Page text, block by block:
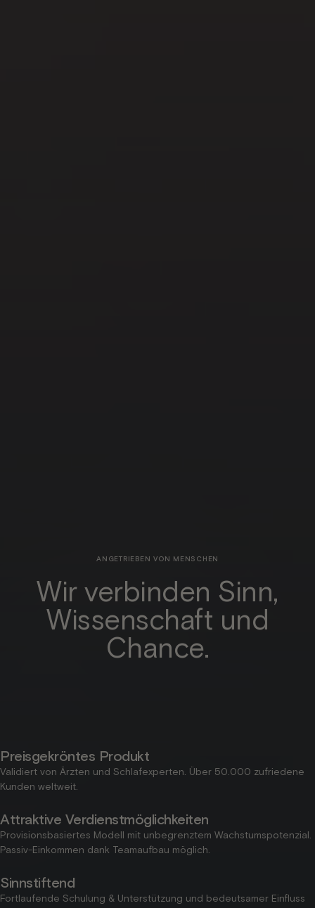
ANGETRIEBEN VON MENSCHEN
Wir verbinden Sinn,
Wissenschaft und
Chance.
Preisgekröntes Produkt
Validiert von Ärzten und Schlafexperten. Über 50.000 zufriedene
Kunden weltweit.
Attraktive Verdienstmöglichkeiten
Provisionsbasiertes Modell mit unbegrenztem Wachstumspotenzial.
Passiv-Einkommen dank Teamaufbau möglich.
Sinnstiftend
Fortlaufende Schulung & Unterstützung und bedeutsamer Einfluss